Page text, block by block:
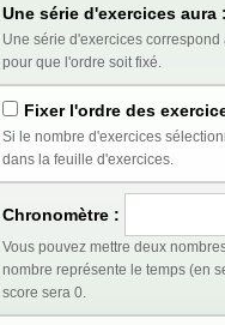
Une série d'exercices aura :
Une série d'exercices correspond au travail qui doit être fait avant l'obtention
pour que l'ordre soit fixé.
Fixer l'ordre des
Si le nombre d'exercices sélectionnés est égal au nombre
dans la feuille d'exercices.
Chronomètre :
Vous pouvez mettre deux
nombre représente le temps (en secondes) déclenchant la
score sera 0.